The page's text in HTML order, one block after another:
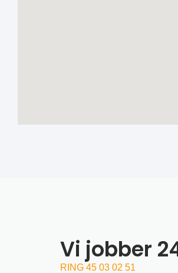
Vi jobber
RING 45 03 02 51